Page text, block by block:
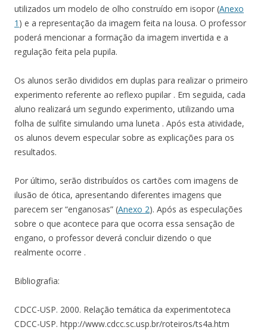
utilizados um modelo de olho construído em isopor (Anexo
1 ) e a representação da imagem feita na lousa. O professor
poderá mencionar a formação da imagem invertida e a
regulação feita pela pupila.
Os alunos serão divididos em duplas para realizar o primeiro
experimento referente ao reflexo pupilar . Em seguida, cada
aluno realizará um segundo experimento, utilizando uma
folha de sulfite simulando uma luneta . Após esta atividade,
os alunos devem especular sobre as explicações para os
resultados.
Por último, serão distribuídos os cartões com imagens de
ilusão de ótica, apresentando diferentes imagens que
parecem ser “enganosas” (Anexo 2). Após as especulações
sobre o que acontece para que ocorra essa sensação de
engano, o professor deverá concluir dizendo o que
realmente ocorre .
Bibliografia:
CDCC-USP. 2000. Relação temática da experimentoteca
CDCC-USP. htpp://www.cdcc.sc.usp.br/roteiros/ts4a.htm